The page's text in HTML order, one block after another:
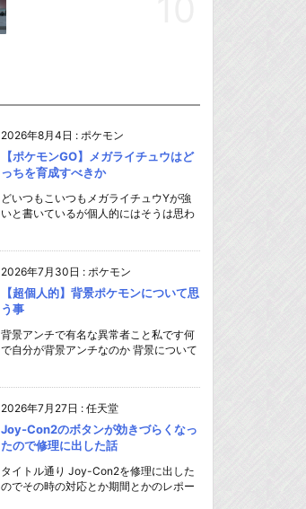
2026年8月4日 : ポケモン
【ポケモンGO】メガライチュウはど
っちを育成すべきか
どいつもこいつもメガライチュウYが強
いと書いているが個人的にはそうは思わ
2026年7月30日 : ポケモン
【超個人的】背景ポケモンについて思
う事
背景アンチで有名な異常者こと私です何
で自分が背景アンチなのか 背景について
2026年7月27日 : 任天堂
Joy-Con2のボタンが効きづらくなっ
たので修理に出した話
タイトル通り Joy-Con2を修理に出した
のでその時の対応とか期間とかのレポー